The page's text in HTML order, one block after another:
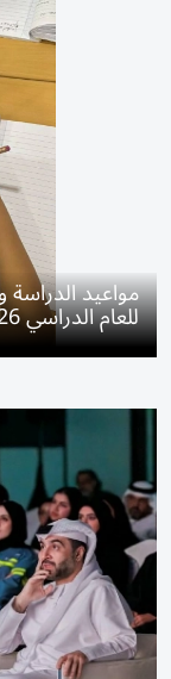
مواعيد
للعام الدراسي 2026 - 2027